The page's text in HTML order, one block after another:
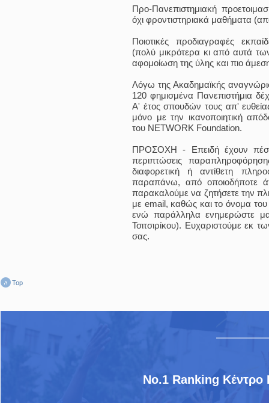
Προ-Πανεπιστημιακή
όχι φροντιστηριακά μαθήματα
Ποιοτικές προδιαγραφές
(πολύ μικρότερα κι από αυτά
αφομοίωση της ύλης και πιο
Λόγω της Ακαδημαϊκής
120 φημισμένα Πανεπιστήμια
Α' έτος σπουδών τους απ'
μόνο με την ικανοποιητική
του NETWORK Foundation.
ΠΡΟΣΟΧΗ - Επειδή έχουν
περιπτώσεις
διαφορετική ή αντίθετη
παραπάνω, από οποιοδήποτε
παρακαλούμε να ζητήσετε την
με email, καθώς και το όνομα
ενώ παράλληλα ενημερώστε
Τσιτσιρίκου). Ευχαριστούμε εκ
σας.
Top
No.1 Ranking